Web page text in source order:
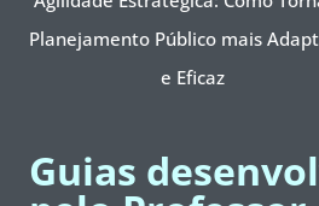
Planejamento Público mais
e Eficaz
Guias